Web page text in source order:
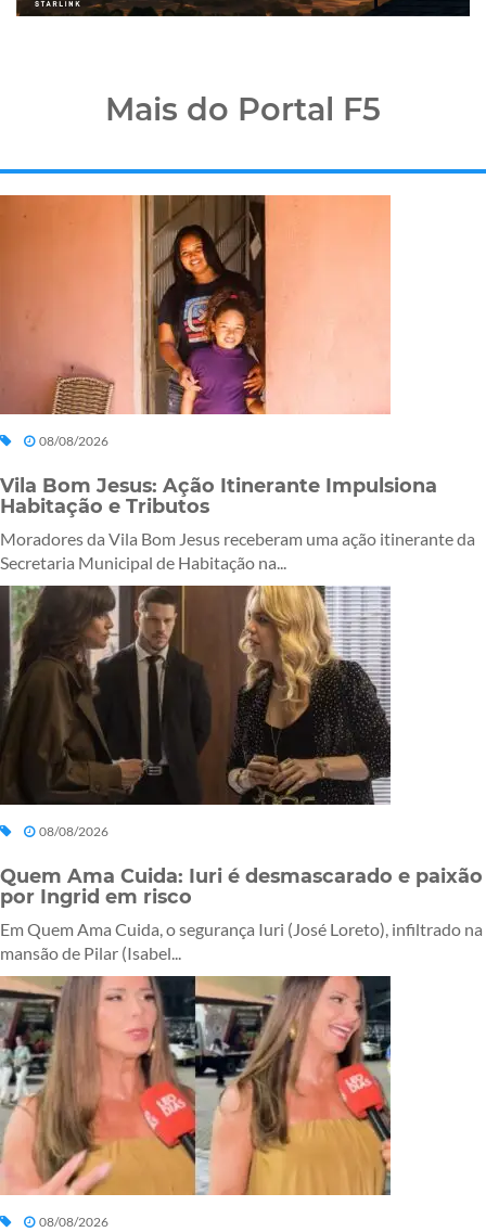
Mais do Portal F5
08/08/2026
Vila Bom Jesus: Ação Itinerante Impulsiona
Habitação e Tributos
Moradores da Vila Bom Jesus receberam uma ação itinerante da
Secretaria Municipal de Habitação na...
08/08/2026
Quem Ama Cuida: Iuri é desmascarado e paixão
por Ingrid em risco
Em Quem Ama Cuida, o segurança Iuri (José Loreto), infiltrado na
mansão de Pilar (Isabel...
08/08/2026